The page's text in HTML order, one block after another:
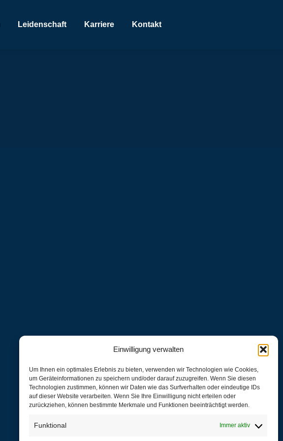
Einwilligung verwalten
Um Ihnen ein optimales Erlebnis zu bieten, verwenden wir Technologien wie Cookies,
um Geräteinformationen zu speichern und/oder darauf zuzugreifen. Wenn Sie diesen
Technologien zustimmen, können wir Daten wie das Surfverhalten oder eindeutige IDs
auf dieser Website verarbeiten. Wenn Sie Ihre Einwilligung nicht erteilen oder
zurückziehen, können bestimmte Merkmale und Funktionen beeinträchtigt werden.
Funktional Immer aktiv
Leidenschaft Karriere Kontakt